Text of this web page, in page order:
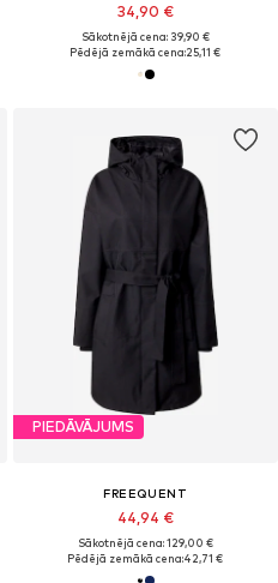
34,90 €
Sākotnējā cena: 39,90 €
Pēdējā zemākā cena:25,11 €
PIEDĀVĀJUMS
FREEQUENT
44,94 €
Sākotnējā cena: 129,00 €
Pēdējā zemākā cena:42,71 €